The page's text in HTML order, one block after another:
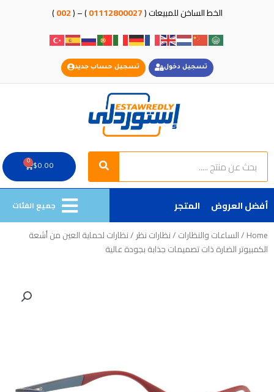
الخط الساخن للمبيعات (01112800027
) – (
002
)
تسجيل دخول تسجيل حساب جديد
Search
Search
$0.00
0
Cart
أفضل العروض المتجر جميع الفئات
Home
/الساعات والنظارات /نظارات نظر/ نظارات لحماية العين من أشعة
الكمبيوتر الضارة ذات تصميمات جذابة بجودة عالية